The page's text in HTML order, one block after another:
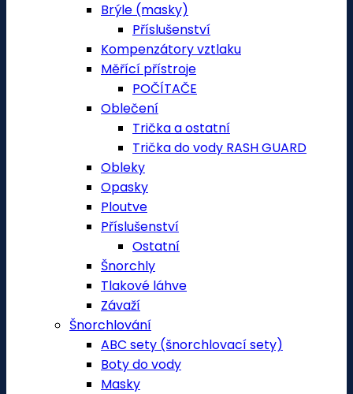
Brýle (masky)
Příslušenství
Kompenzátory vztlaku
Měřící přístroje
POČÍTAČE
Oblečení
Trička a ostatní
Trička do vody RASH GUARD
Obleky
Opasky
Ploutve
Příslušenství
Ostatní
Šnorchly
Tlakové láhve
Závaží
Šnorchlování
ABC sety (šnorchlovací sety)
Boty do vody
Masky